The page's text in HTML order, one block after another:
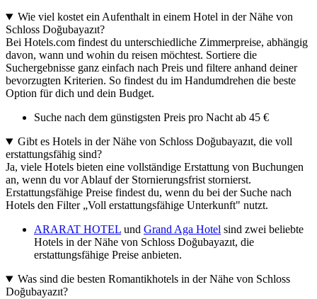
Wie viel kostet ein Aufenthalt in einem Hotel in der Nähe von
Schloss Doğubayazıt?
Bei Hotels.com findest du unterschiedliche Zimmerpreise, abhängig
davon, wann und wohin du reisen möchtest. Sortiere die
Suchergebnisse ganz einfach nach Preis und filtere anhand deiner
bevorzugten Kriterien. So findest du im Handumdrehen die beste
Option für dich und dein Budget.
Suche nach dem günstigsten Preis pro Nacht ab 45 €
Gibt es Hotels in der Nähe von Schloss Doğubayazıt, die voll
erstattungsfähig sind?
Ja, viele Hotels bieten eine vollständige Erstattung von Buchungen
an, wenn du vor Ablauf der Stornierungsfrist stornierst.
Erstattungsfähige Preise findest du, wenn du bei der Suche nach
Hotels den Filter „Voll erstattungsfähige Unterkunft" nutzt.
ARARAT HOTEL und Grand Aga Hotel sind zwei beliebte
Hotels in der Nähe von Schloss Doğubayazıt, die
erstattungsfähige Preise anbieten.
Was sind die besten Romantikhotels in der Nähe von Schloss
Doğubayazıt?